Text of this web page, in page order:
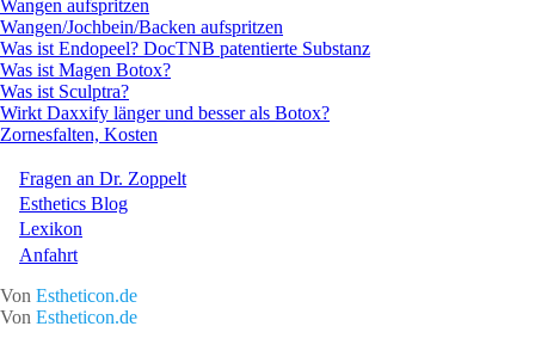
Wangen aufspritzen
Wangen/Jochbein/Backen aufspritzen
Was ist Endopeel? DocTNB patentierte Substanz
Was ist Magen Botox?
Was ist Sculptra?
Wirkt Daxxify länger und besser als Botox?
Zornesfalten, Kosten
Fragen an Dr. Zoppelt
Esthetics Blog
Lexikon
Anfahrt
Von Estheticon.de
Von Estheticon.de